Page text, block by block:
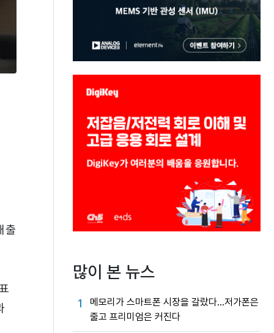
출
많이 본 뉴스
1
메모리가 스마트폰 시장을 갈랐다…저가폰은
줄고 프리미엄은 커진다